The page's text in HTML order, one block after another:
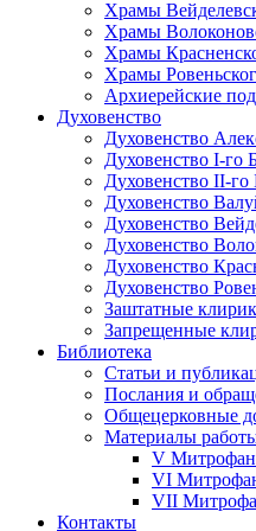
Храмы
Храмы
Храмы
Храмы
Архиерейские
Духовенство
Духовенство
Духовенство I-го
Духовенство II-
Духовенство
Духовенство
Духовенство
Духовенство
Духовенство
Заштатные
Запрещенные
Библиотека
Статьи и
Послания и
Общецерковные
Материалы
V
VI
VII
Контакты